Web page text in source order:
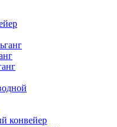
конвейер